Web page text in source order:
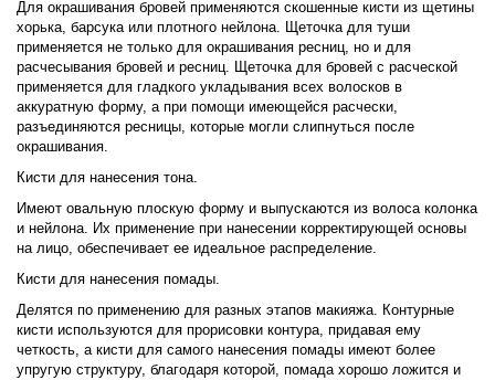
Для окрашивания бровей применяются скошенные кисти из щетины
хорька, барсука или плотного нейлона. Щеточка для туши
применяется не только для окрашивания ресниц, но и для
расчесывания бровей и ресниц. Щеточка для бровей с расческой
применяется для гладкого укладывания всех волосков в
аккуратную форму, а при помощи имеющейся расчески,
разъединяются ресницы, которые могли слипнуться после
окрашивания.
Кисти для нанесения тона.
Имеют овальную плоскую форму и выпускаются из волоса колонка
и нейлона. Их применение при нанесении корректирующей основы
на лицо, обеспечивает ее идеальное распределение.
Кисти для нанесения помады.
Делятся по применению для разных этапов макияжа. Контурные
кисти используются для прорисовки контура, придавая ему
четкость, а кисти для самого нанесения помады имеют более
упругую структуру, благодаря которой, помада хорошо ложится и